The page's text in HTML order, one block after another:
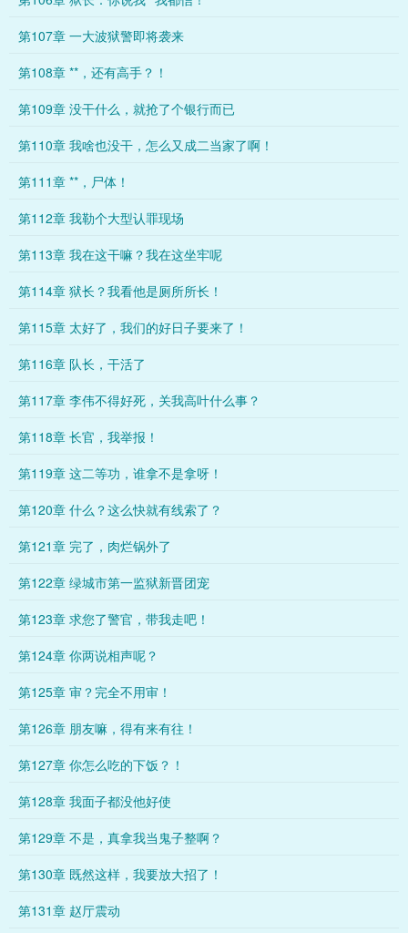
第107章 一大波狱警即将袭来
第108章 **，还有高手？！
第109章 没干什么，就抢了个银行而已
第110章 我啥也没干，怎么又成二当家了啊！
第111章 **，尸体！
第112章 我勒个大型认罪现场
第113章 我在这干嘛？我在这坐牢呢
第114章 狱长？我看他是厕所所长！
第115章 太好了，我们的好日子要来了！
第116章 队长，干活了
第117章 李伟不得好死，关我高叶什么事？
第118章 长官，我举报！
第119章 这二等功，谁拿不是拿呀！
第120章 什么？这么快就有线索了？
第121章 完了，肉烂锅外了
第122章 绿城市第一监狱新晋团宠
第123章 求您了警官，带我走吧！
第124章 你两说相声呢？
第125章 审？完全不用审！
第126章 朋友嘛，得有来有往！
第127章 你怎么吃的下饭？！
第128章 我面子都没他好使
第129章 不是，真拿我当鬼子整啊？
第130章 既然这样，我要放大招了！
第131章 赵厅震动